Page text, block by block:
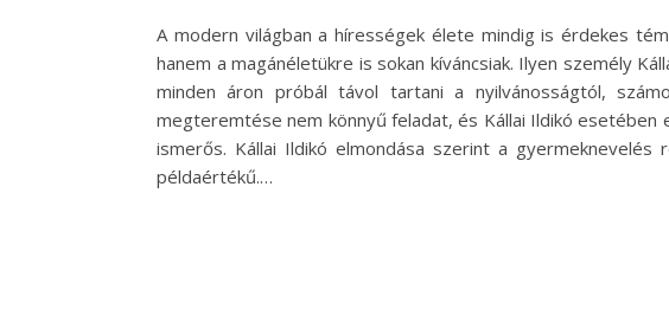
A modern világban a hírességek élete mindig is érdekes
hanem a magánéletükre is sokan kíváncsiak. Ilyen személy
minden áron próbál távol tartani a nyilvánosságtól,
megteremtése nem könnyű feladat, és Kállai Ildikó
ismerős. Kállai Ildikó elmondása szerint a
példaértékű.…